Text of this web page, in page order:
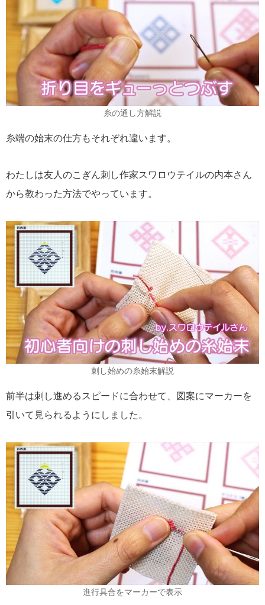
糸の通し方解説
糸端の始末の仕方もそれぞれ違います。
わたしは友人のこぎん刺し作家スワロウテイルの内本さん
から教わった方法でやっています。
刺し始めの糸始末解説
前半は刺し進めるスピードに合わせて、図案にマーカーを
引いて見られるようにしました。
進行具合をマーカーで表示